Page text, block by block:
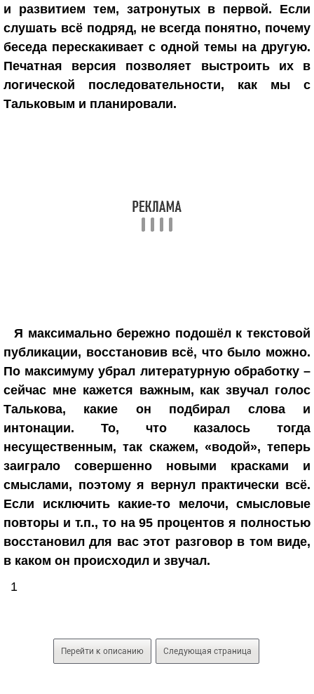
и развитием тем, затронутых в первой. Если
слушать всё подряд, не всегда понятно, почему
беседа перескакивает с одной темы на другую.
Печатная версия позволяет выстроить их в
логической последовательности, как мы с
Тальковым и планировали.
Я максимально бережно подошёл к текстовой
публикации, восстановив всё, что было можно.
По максимуму убрал литературную обработку –
сейчас мне кажется важным, как звучал голос
Талькова, какие он подбирал слова и
интонации. То, что казалось тогда
несущественным, так скажем, «водой», теперь
заиграло совершенно новыми красками и
смыслами, поэтому я вернул практически всё.
Если исключить какие-то мелочи, смысловые
повторы и т.п., то на 95 процентов я полностью
восстановил для вас этот разговор в том виде,
в каком он происходил и звучал.
1
Перейти к описанию Следующая страница